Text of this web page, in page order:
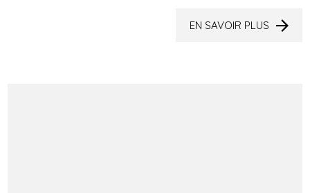
EN SAVOIR PLUS